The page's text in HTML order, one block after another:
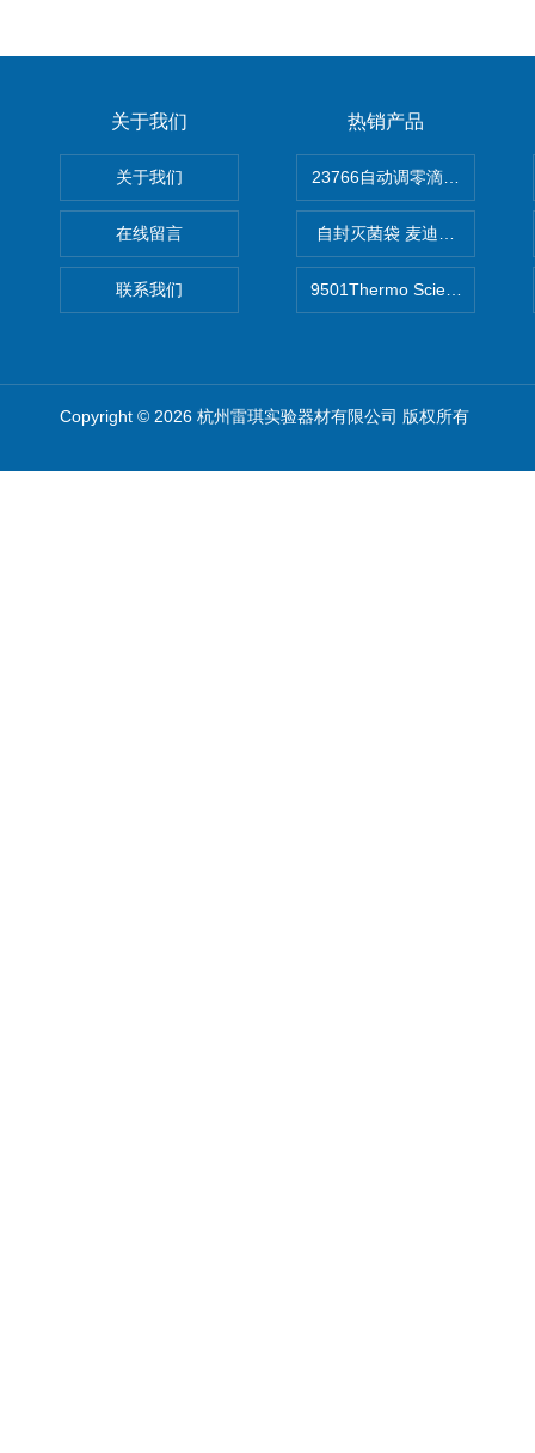
关于我们
关于我们
在线留言
联系我们
热销产品
自封灭菌袋 麦迪康Medicom
9501Thermo Scientific S1移
Copyright © 2026 杭州雷琪实验器材有限公司 版权所有